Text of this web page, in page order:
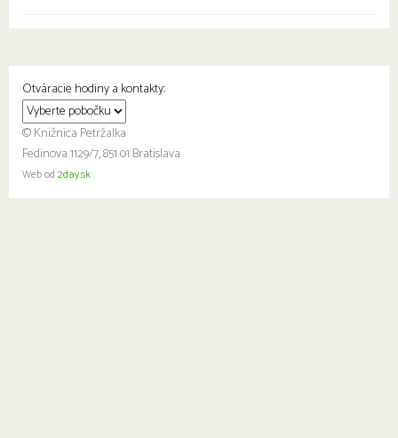
Otváracie hodiny a kontakty:
© Knižnica Petržalka
Fedinova 1129/7, 851 01 Bratislava
Web od 2day.sk